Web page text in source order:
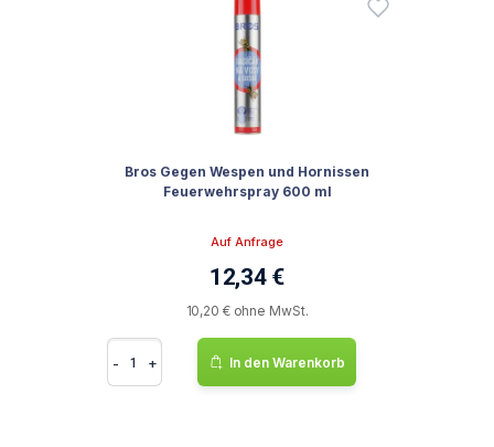
Bros Gegen Wespen und Hornissen
Feuerwehrspray 600 ml
Auf Anfrage
12,34 €
10,20 € ohne MwSt.
- + In den Warenkorb